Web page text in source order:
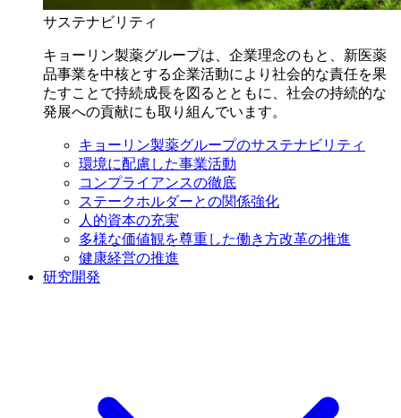
サステナビリティ
キョーリン製薬グループは、企業理念のもと、新医薬
品事業を中核とする企業活動により社会的な責任を果
たすことで持続成長を図るとともに、社会の持続的な
発展への貢献にも取り組んでいます。
キョーリン製薬グループのサステナビリティ
環境に配慮した事業活動
コンプライアンスの徹底
ステークホルダーとの関係強化
人的資本の充実
多様な価値観を尊重した働き方改革の推進
健康経営の推進
研究開発